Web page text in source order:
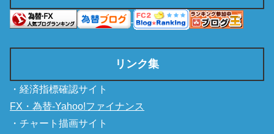
リンク集
・経済指標確認サイト
FX・為替-Yahoo!ファイナンス
・チャート描画サイト